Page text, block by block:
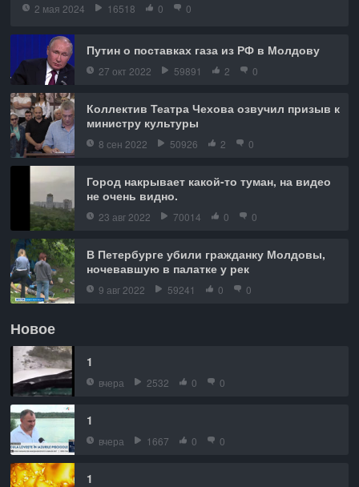
2 мая 2024 16518 0 0
Путин о поставках газа из РФ в Молдову
27 окт 2022 59891 2 0
Коллектив Театра Чехова озвучил призыв к
министру культуры
8 сен 2022 50926 2 0
Город накрывает какой-то туман, на видео
не очень видно.
23 авг 2022 70014 0 0
В Петербурге убили гражданку Молдовы,
ночевавшую в палатке у рек
9 авг 2022 59241 0 0
Новое
1
вчера 2532 0 0
1
вчера 1667 0 0
1